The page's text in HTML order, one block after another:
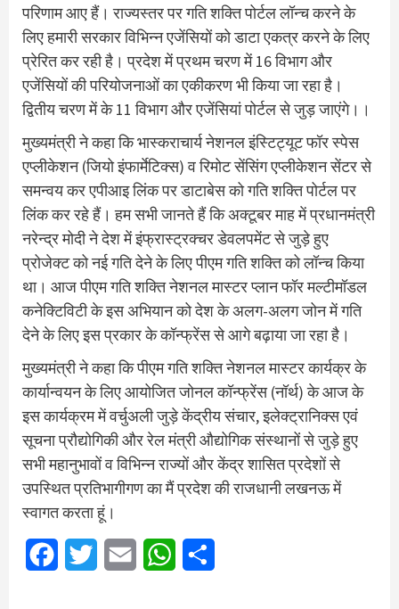
परिणाम आए हैं। राज्यस्तर पर गति शक्ति पोर्टल लॉन्च करने के
लिए हमारी सरकार विभिन्न एजेंसियों को डाटा एकत्र करने के लिए
प्रेरित कर रही है। प्रदेश में प्रथम चरण में 16 विभाग और
एजेंसियों की परियोजनाओं का एकीकरण भी किया जा रहा है।
द्वितीय चरण में के 11 विभाग और एजेंसियां पोर्टल से जुड़ जाएंगे।।
मुख्यमंत्री ने कहा कि भास्कराचार्य नेशनल इंस्टिट्यूट फॉर स्पेस
एप्लीकेशन (जियो इंफार्मेटिक्स) व रिमोट सेंसिंग एप्लीकेशन सेंटर से
समन्वय कर एपीआइ लिंक पर डाटाबेस को गति शक्ति पोर्टल पर
लिंक कर रहे हैं। हम सभी जानते हैं कि अक्टूबर माह में प्रधानमंत्री
नरेन्द्र मोदी ने देश में इंफ्रास्ट्रक्चर डेवलपमेंट से जुड़े हुए
प्रोजेक्ट को नई गति देने के लिए पीएम गति शक्ति को लॉन्च किया
था। आज पीएम गति शक्ति नेशनल मास्टर प्लान फॉर मल्टीमॉडल
कनेक्टिविटी के इस अभियान को देश के अलग-अलग जोन में गति
देने के लिए इस प्रकार के कॉन्फ्रेंस से आगे बढ़ाया जा रहा है।
मुख्यमंत्री ने कहा कि पीएम गति शक्ति नेशनल मास्टर कार्यक्र के
कार्यान्वयन के लिए आयोजित जोनल कॉन्फ्रेंस (नॉर्थ) के आज के
इस कार्यक्रम में वर्चुअली जुड़े केंद्रीय संचार, इलेक्ट्रानिक्स एवं
सूचना प्रौद्योगिकी और रेल मंत्री औद्योगिक संस्थानों से जुड़े हुए
सभी महानुभावों व विभिन्न राज्यों और केंद्र शासित प्रदेशों से
उपस्थित प्रतिभागीगण का मैं प्रदेश की राजधानी लखनऊ में
स्वागत करता हूं।
FacebookTwitter Email WhatsApp